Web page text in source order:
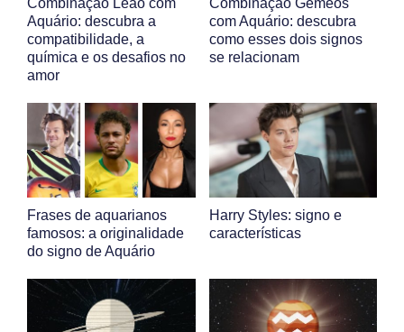
Combinação Leão com
Aquário: descubra a
compatibilidade, a
química e os desafios no
amor
Combinação Gêmeos
com Aquário: descubra
como esses dois signos
se relacionam
Frases de aquarianos
famosos: a originalidade
do signo de Aquário
Harry Styles: signo e
características